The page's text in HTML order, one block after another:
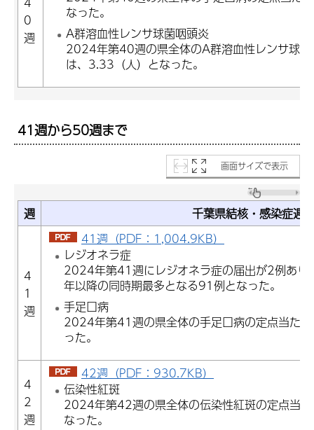
0
週
なった。
A群溶血性レンサ球菌咽頭炎
2024年第40週の県全体のA群溶血性レンサ球
は、3.33（人）となった。
41週から50週まで
画面サイズで表示
週 千葉県結核・感染症週
4
1
週
41週（PDF：1,004.9KB）
レジオネラ症
2024年第41週にレジオネラ症の届出が2例あ
年以降の同時期最多となる91例となった。
手足口病
2024年第41週の県全体の手足口病の定点当た
った。
4
2
週
42週（PDF：930.7KB）
伝染性紅斑
2024年第42週の県全体の伝染性紅斑の定点当
なった。